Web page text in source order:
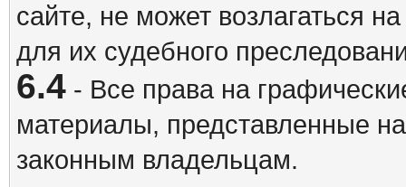
сайте, не может возлагаться
для их судебного
6.4- Все права на
материалы, представленные
законным владельцам.